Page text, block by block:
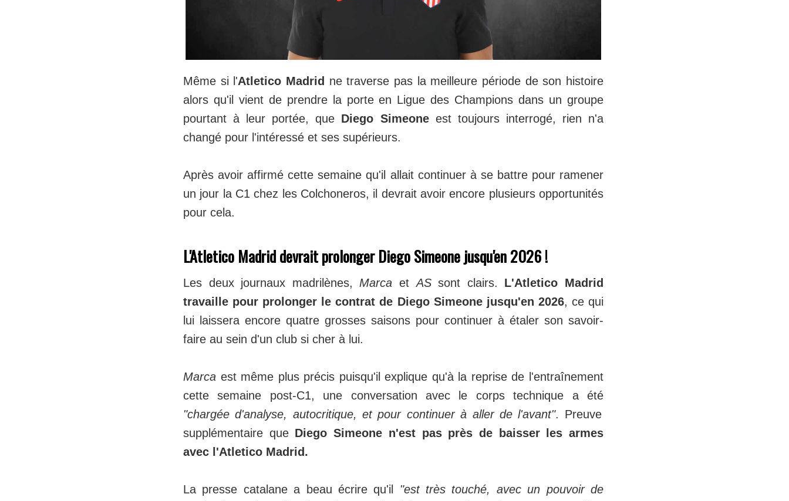
Même si l'Atletico Madrid ne traverse pas la meilleure période de son histoire
alors qu'il vient de prendre la porte en Ligue des Champions dans un groupe
pourtant à leur portée, que Diego Simeone est toujours interrogé, rien n'a
changé pour l'intéressé et ses supérieurs.
Après avoir affirmé cette semaine qu'il allait continuer à se battre pour ramener
un jour la C1 chez les Colchoneros, il devrait avoir encore plusieurs opportunités
pour cela.
L'Atletico Madrid devrait prolonger Diego Simeone jusqu'en 2026 !
Les deux journaux madrilènes, Marca etASsont clairs. L'Atletico Madrid
travaille pour prolonger le contrat de Diego Simeone jusqu'en 2026, ce qui
lui laissera encore quatre grosses saisons pour continuer à étaler son savoir-
faire au sein d'un club si cher à lui.
Marca est même plus précis puisqu'il explique qu'à la reprise de l'entraînement
cette semaine post-C1, une conversation avec le corps technique a été
"chargée d'analyse, autocritique, et pour continuer à aller de l'avant". Preuve
supplémentaire que Diego Simeone n'est pas près de baisser les armes
avec l'Atletico Madrid.
La presse catalane a beau écrire qu'il
"est très touché, avec un pouvoir de